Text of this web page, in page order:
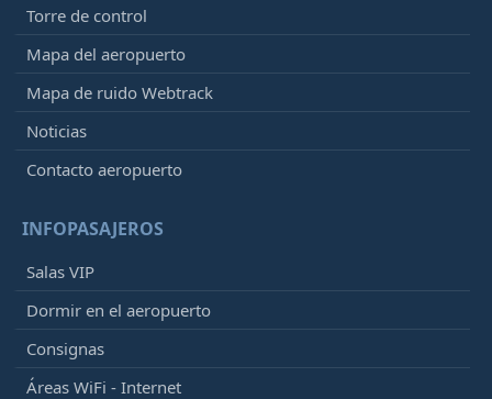
Torre de control
Mapa del aeropuerto
Mapa de ruido Webtrack
Noticias
Contacto aeropuerto
INFOPASAJEROS
Salas VIP
Dormir en el aeropuerto
Consignas
Áreas WiFi - Internet